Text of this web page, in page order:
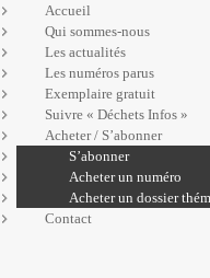
Actualités, enquêtes et
de « zéro
Accueil
Qui sommes-nous
Les actualités
Les numéros parus
Exemplaire gratuit
Suivre « Déchets Infos »
Acheter / S’abonner
S’abonner
Acheter un numéro
Acheter un dossier
Contact